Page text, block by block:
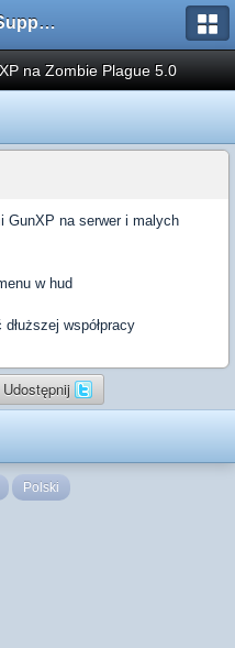
AMXX.pl: Support AMX Mod X i SourceMod
na Zombie Plague 5.0
GunXP na serwer i malych
w hud
współpracy
Udostępnij
Polski